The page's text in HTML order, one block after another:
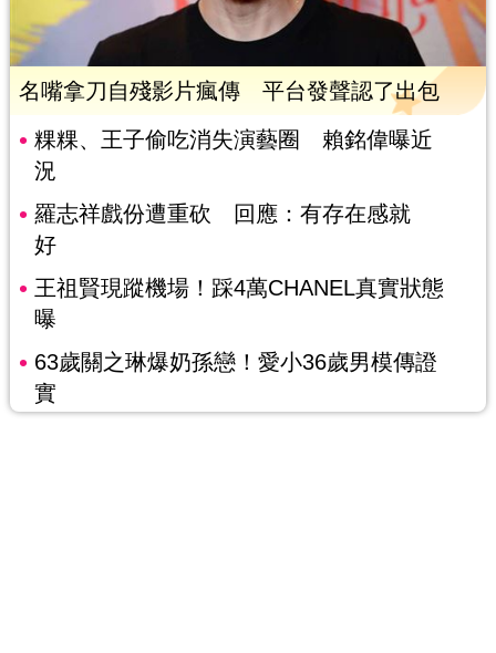
名嘴拿刀自殘影片瘋傳 平台發聲認了出包
粿粿、王子偷吃消失演藝圈 賴銘偉曝近
況
羅志祥戲份遭重砍 回應：有存在感就
好
王祖賢現蹤機場！踩4萬CHANEL真實狀態
曝
63歲關之琳爆奶孫戀！愛小36歲男模傳證
實